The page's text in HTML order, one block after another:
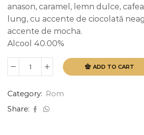
anason, caramel, lemn dulce,
lung, cu accente de ciocolată
accente de mocha.
Alcool 40.00%
A.H.Riise
Navy
0,7L
quantity
ADD TO CART
Category: Rom
Share: